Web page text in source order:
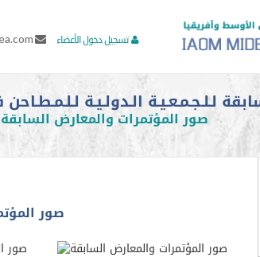
تسجيل دخول الأعضاء
الـدولـيـة
صور المؤتمرات والمعارض السابقة
صور